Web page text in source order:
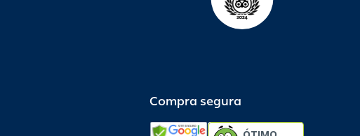
Compra segura